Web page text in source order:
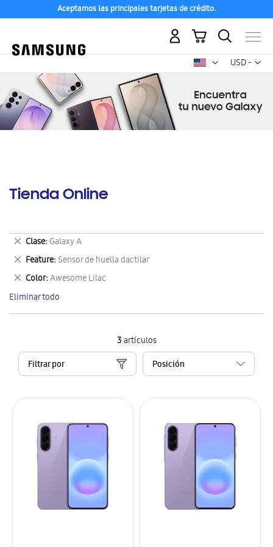
Aceptamos las principales tarjetas de crédito.
USD -
dólar
Mi carrito
Tienda Online
3artículos
Filtrar por
Clase Galaxy A
Eliminar
este
artículo
Feature Sensor de huella dactilar
Eliminar
este
artículo
Color Awesome Lilac
Eliminar
este
artículo
Eliminar todo